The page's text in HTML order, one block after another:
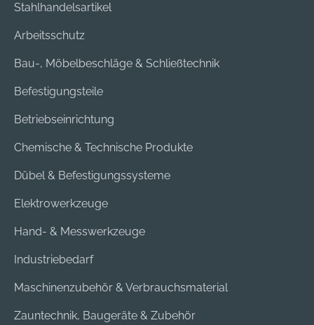
Stahlhandelsartikel
Arbeitsschutz
Bau-, Möbelbeschläge & Schließtechnik
Befestigungsteile
Betriebseinrichtung
Chemische & Technische Produkte
Dübel & Befestigungssysteme
Elektrowerkzeuge
Hand- & Messwerkzeuge
Industriebedarf
Maschinenzubehör & Verbrauchsmaterial
Zauntechnik, Baugeräte & Zubehör